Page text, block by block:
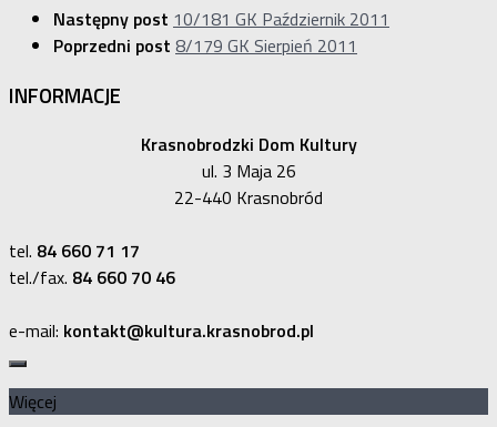
Następny post 10/181 GK Październik 2011
Poprzedni post 8/179 GK Sierpień 2011
INFORMACJE
Krasnobrodzki Dom Kultury
ul. 3 Maja 26
22-440 Krasnobród
tel. 84 660 71 17
tel./fax. 84 660 70 46
e-mail: kontakt@kultura.krasnobrod.pl
Więcej